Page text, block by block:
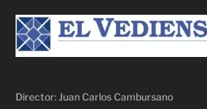
Director: Juan Carlos Cambursano